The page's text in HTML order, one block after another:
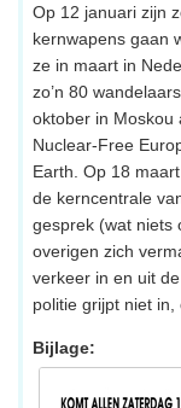
Op 12 januari zijn
kernwapens gaan
ze in maart in
zo’n 80
oktober in Moskou
Nuclear-Free
Earth. Op 18
de kerncentrale
gesprek (wat niets
overigen zich
verkeer in en uit
politie grijpt niet in,
Bijlage: